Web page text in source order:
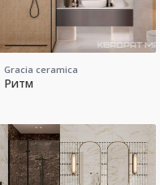
Gracia ceramica
Ритм